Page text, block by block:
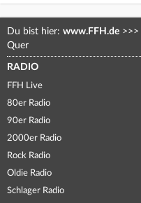
Du bist hier: www.FFH.de >>>
Quer
RADIO
FFH Live
80er Radio
90er Radio
2000er Radio
Rock Radio
Oldie Radio
Schlager Radio